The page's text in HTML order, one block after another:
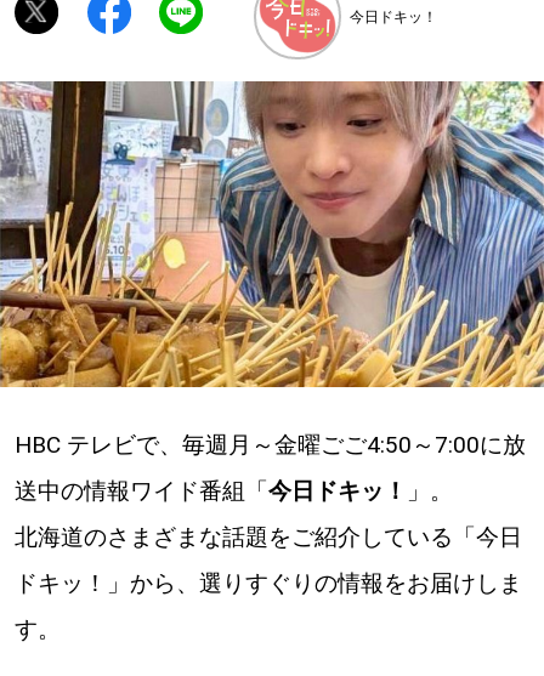
みがく
育む
深める
ゆるむ
SitakkeTV
LOCAL ローカルエリア
札幌
今日ドキッ！
HBC テレビで、毎週月～金曜ごご4:50～7:00に放
送中の情報ワイド番組「今日ドキッ！
」。
北海道のさまざまな話題をご紹介している「今日
ドキッ！」から、選りすぐりの情報をお届けしま
す。